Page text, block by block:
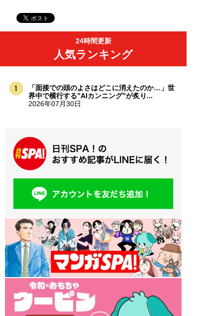
24時間更新
人気ランキング
「面接での頭のよさはどこに消えたのか…」世
界中で横行する”AIカンニング”が炙り...
2026年07月30日